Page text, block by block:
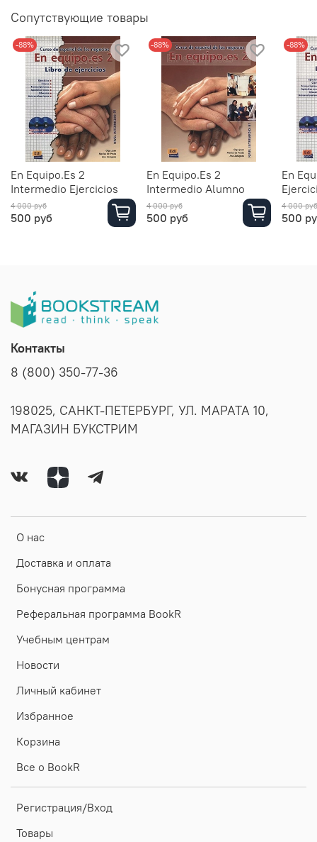
Сопутствующие товары
-88%
En Equipo.Es 2
Intermedio Ejercicios
4 000 руб
500 руб
-88%
En Equipo.Es 2
Intermedio Alumno
4 000 руб
500 руб
-88%
En
4 000 руб
500
О нас
Доставка и оплата
Бонусная программа
Реферальная программа BookR
Учебным центрам
Новости
Личный кабинет
Избранное
Корзина
Все о BookR
Регистрация/Вход
Товары
Контакты
8 (800) 350-77-36
198025, САНКТ-ПЕТЕРБУРГ, УЛ. МАРАТА 10,
МАГАЗИН БУКСТРИМ